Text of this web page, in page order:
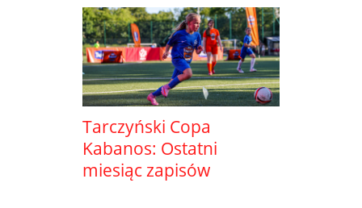
Tarczyński Copa
Kabanos: Ostatni
miesiąc zapisów